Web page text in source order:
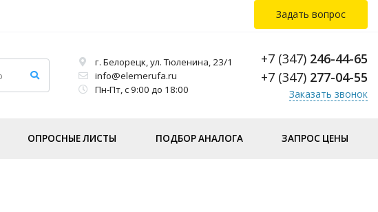
Задать вопрос
г. Белорецк, ул. Тюленина, 23/1
info@elemerufa.ru
Пн-Пт, с 9:00 до 18:00
+7 (347) 246-44-65
+7 (347) 277-04-55
Заказать звонок
ОПРОСНЫЕ ЛИСТЫ ПОДБОР АНАЛОГА ЗАПРОС ЦЕНЫ